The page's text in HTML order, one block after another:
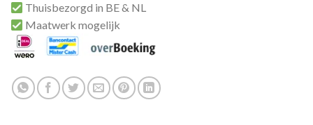
Thuisbezorgd in BE & NL
Maatwerk mogelijk